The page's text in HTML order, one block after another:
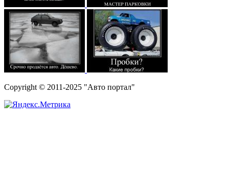
Copyright © 2011-2025 "Авто портал"